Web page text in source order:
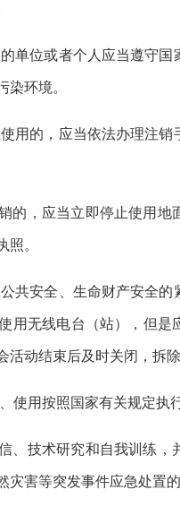
单位或者个人应当遵守
染环境。
用的，应当依法办理注
的，应当立即停止使用
照。
共安全、生命财产安全
用无线电台（站），但
活动结束后及时关闭，拆
使用按照国家有关规定执
、技术研究和自我训练
灾害等突发事件应急处置